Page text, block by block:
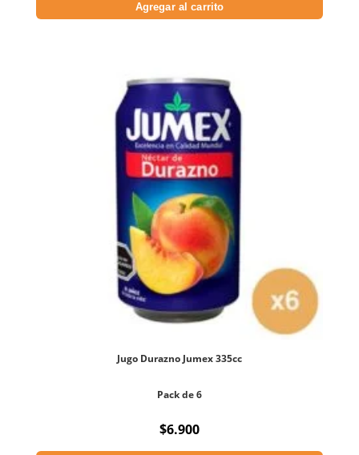
Agregar al carrito
Jugo Durazno Jumex 335cc
Pack de 6
$6.900